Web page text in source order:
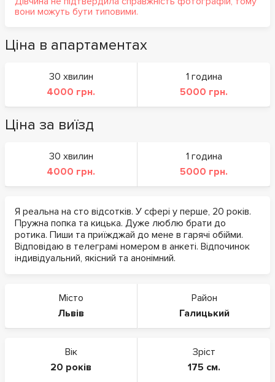
вони можуть бути типовими.
Ціна в апартаментах
30 хвилин
4000 грн.
1 година
5000 грн.
Ціна за виїзд
30 хвилин
4000 грн.
1 година
5000 грн.
Я реальна на сто відсотків. У сфері у перше, 20 років.
Пружна попка та кицька. Дуже люблю брати до
ротика. Пиши та приїжджай до мене в гарячі обійми.
Відповідаю в телеграмі номером в анкеті. Відпочинок
індивідуальний, якісний та анонімний.
Місто
Львів
Район
Галицький
Вік
20 років
Зріст
175 см.